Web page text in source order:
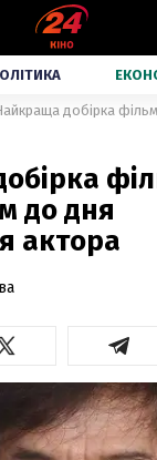
до дня
актора